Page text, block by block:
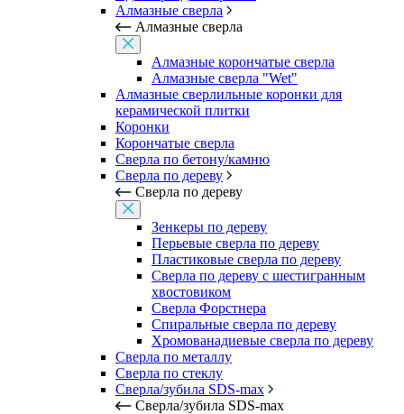
Алмазные сверла
Алмазные сверла
Алмазные корончатые сверла
Алмазные сверла "Wet"
Алмазные сверлильные коронки для
керамической плитки
Коронки
Корончатые сверла
Сверла по бетону/камню
Сверла по дереву
Сверла по дереву
Зенкеры по дереву
Перьевые сверла по дереву
Пластиковые сверла по дереву
Сверла по дереву с шестигранным
хвостовиком
Сверла Форстнера
Спиральные сверла по дереву
Хромованадиевые сверла по дереву
Сверла по металлу
Сверла по стеклу
Сверла/зубила SDS-max
Сверла/зубила SDS-max